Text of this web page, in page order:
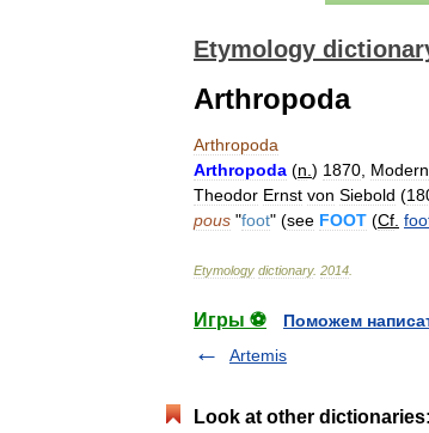
Etymology
Arthropoda
Arthropoda
Arthropoda (n ) 1870 Modern
Theodor Ernst von Siebold (
pous "foot" (see FOOT (Cf
Etymology dictionary. 2014
Игры ⚽
Поможем
Artemis
Look at other dictionaries: